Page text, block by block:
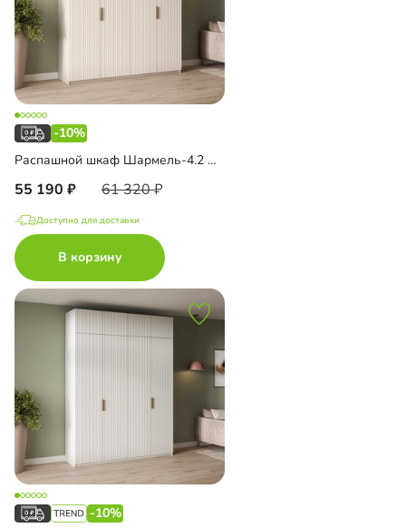
-10%
Распашной шкаф Шармель-4.2 Лайф
55 190 61 320
Доступно для доставки
В корзину
-10%